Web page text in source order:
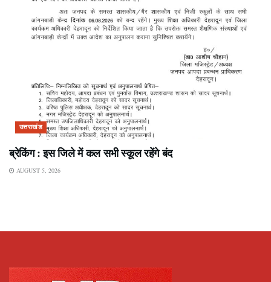
उत्तराखंड
ब्रेकिंग : इस जिले में कल सभी स्कूल रहेंगे बंद
AUGUST 5, 2026